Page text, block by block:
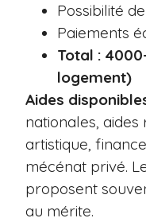
Possibilité
Paiements
Total :
logement)
Aides
nationales,
artistique,
mécénat privé.
proposent
au mérite.